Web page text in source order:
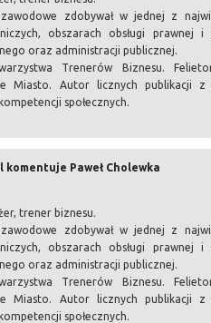
zdobywał w jednej z
obszarach obsługi prawnej i
oraz administracji publicznej.
Trenerów Biznesu.
Miasto. Autor licznych publikacji z
społecznych.
komentuje Paweł Cholewka
trener biznesu.
zdobywał w jednej z
obszarach obsługi prawnej i
oraz administracji publicznej.
Trenerów Biznesu.
Miasto. Autor licznych publikacji z
społecznych.